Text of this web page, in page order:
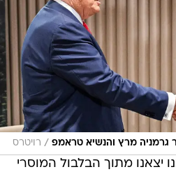
גרמניה מרץ והנשיא טראמפ / רויטרס
יצאנו מתוך הבלבול המוסרי